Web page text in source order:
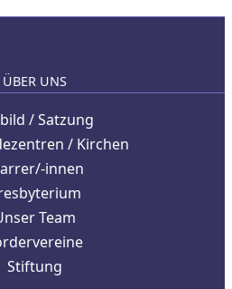
ÜBER UNS
/ Satzung
/ Kirchen
innen
Team
Stiftung